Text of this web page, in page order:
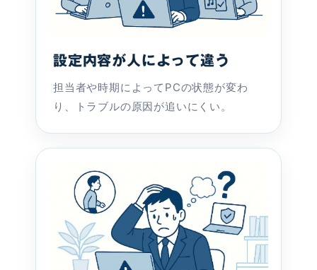
設定内容が人によって違う
担当者や時期によってPCの状態が変わ
り、トラブルの原因が追いにくい。